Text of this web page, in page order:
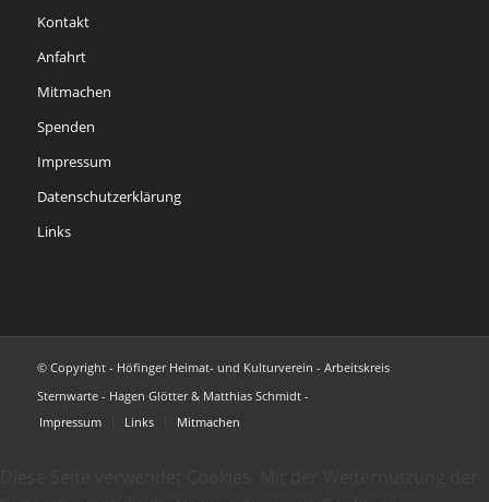
Kontakt
Anfahrt
Mitmachen
Spenden
Impressum
Datenschutzerklärung
Links
© Copyright - Höfinger Heimat- und Kulturverein - Arbeitskreis
Sternwarte - Hagen Glötter & Matthias Schmidt -
Impressum
Links Mitmachen